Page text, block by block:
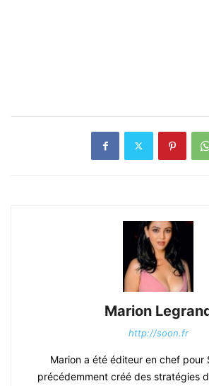
Marion
http://soon.fr
Marion a été éditeur en chef pour
précédemment créé des stratégies